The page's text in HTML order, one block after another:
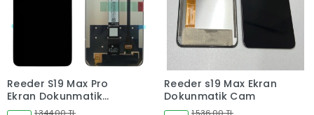
Reeder S19 Max Pro
Ekran Dokunmatik
Cam 1.344,00 TL
Reeder s19 Max Ekran
Dokunmatik Cam
1.536,00 TL